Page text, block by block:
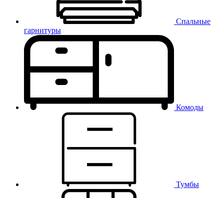
Спальные
гарнитуры
Комоды
Тумбы